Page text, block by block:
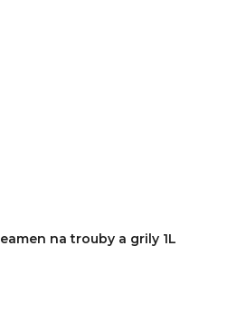
na trouby a grily 1L